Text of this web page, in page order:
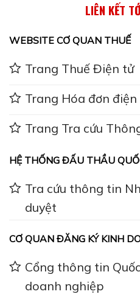
LIÊN KẾT
WEBSITE CƠ QUAN THUẾ
Trang Thuế Điện tử
Trang Hóa đơn
Trang Tra cứu
HỆ THỐNG ĐẤU THẦU
Tra cứu thông tin
duyệt
CƠ QUAN ĐĂNG KÝ KINH
Cổng thông tin
doanh nghiệp